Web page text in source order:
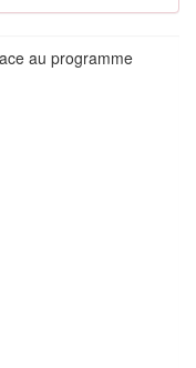
au programme